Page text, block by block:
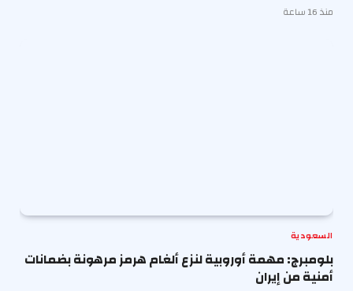
منذ 16 ساعة
السعودية
بلومبرج: مهمة أوروبية لنزع ألغام هرمز مرهونة بضمانات
أمنية من إيران